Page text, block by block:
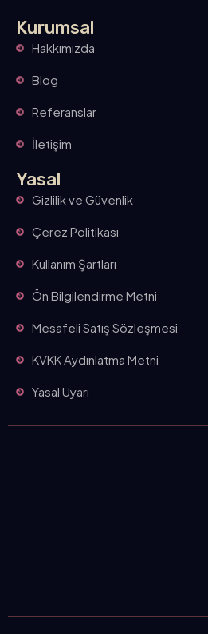
Kurumsal
Hakkımızda
Blog
Referanslar
İletişim
Yasal
Gizlilik ve Güvenlik
Çerez Politikası
Kullanım Şartları
Ön Bilgilendirme Metni
Mesafeli Satış Sözleşmesi
KVKK Aydınlatma Metni
Yasal Uyarı